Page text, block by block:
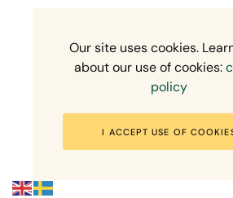
Fotograf Mikael Svensson |
Our site uses cookies.
about our use of cookies:
policy
I ACCEPT USE OF